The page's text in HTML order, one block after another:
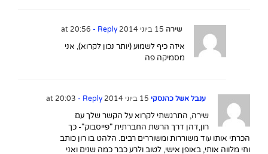
שירה - Reply
איזה כיף לשמוע (יותר נכון לקרוא), אני
מסמיקה פה
ענבל אשל כהנסקי - Reply
שירה, התרגשתי לקרוא על הקשר שלך עם
רון,דהן דרך הרשת החברתית "פייסבוק"- כך
הכרתי אותו עוד משוררות ומשוררים רבים. הלהט בו רון כותב
וחי מלווה אותי, באופן אישי, לטוב ולרע כבר כמה שנים ואני